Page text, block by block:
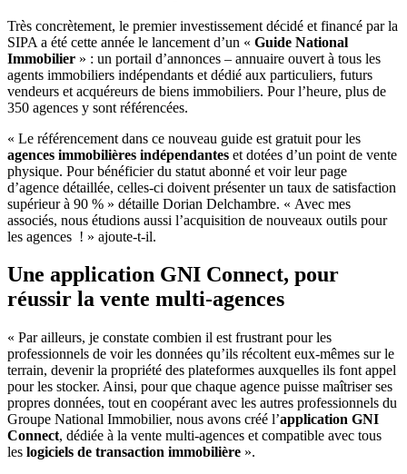
Très concrètement, le premier investissement décidé et financé par la
SIPA a été cette année le lancement d’un « Guide National
Immobilier » : un portail d’annonces – annuaire ouvert à tous les
agents immobiliers indépendants et dédié aux particuliers, futurs
vendeurs et acquéreurs de biens immobiliers. Pour l’heure, plus de
350 agences y sont référencées.
« Le référencement dans ce nouveau guide est gratuit pour les
agences immobilières indépendantes et dotées d’un point de vente
physique. Pour bénéficier du statut abonné et voir leur page
d’agence détaillée, celles-ci doivent présenter un taux de satisfaction
supérieur à 90 % » détaille Dorian Delchambre. « Avec mes
associés, nous étudions aussi l’acquisition de nouveaux outils pour
les agences ! » ajoute-t-il.
Une application GNI Connect, pour
réussir la vente multi-agences
« Par ailleurs, je constate combien il est frustrant pour les
professionnels de voir les données qu’ils récoltent eux-mêmes sur le
terrain, devenir la propriété des plateformes auxquelles ils font appel
pour les stocker. Ainsi, pour que chaque agence puisse maîtriser ses
propres données, tout en coopérant avec les autres professionnels du
Groupe National Immobilier, nous avons créé l’application GNI
Connect, dédiée à la vente multi-agences et compatible avec tous
les logiciels de transaction immobilière ».